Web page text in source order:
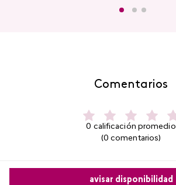
avisar disponibilidad
Comentarios
0 calificación promedio
(0 comentarios)